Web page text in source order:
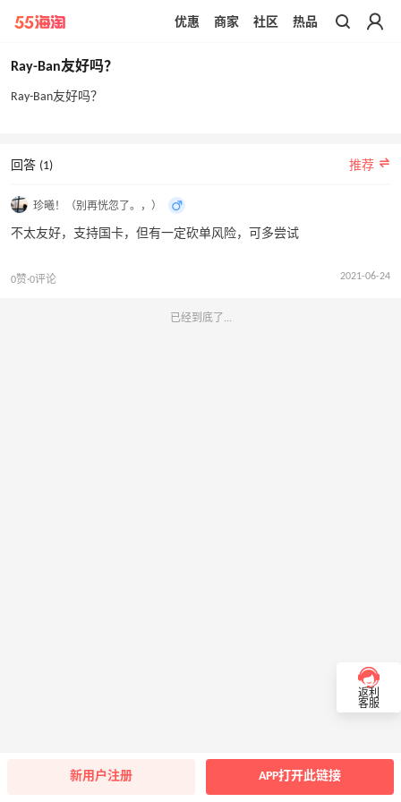
带你去官网买正品
优惠 商家 社区 热品
Ray-Ban友好吗？
Ray-Ban友好吗？
回答 (1) 推荐
珍曦！（别再恍忽了。，）
不太友好，支持国卡，但有一定砍单风险，可多尝试
0赞·0评论 2021-06-24
已经到底了...
返利
客服
新用户注册 APP打开此链接